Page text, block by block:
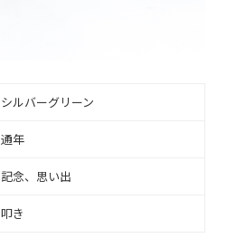
シルバーグリーン
通年
記念、思い出
叩き